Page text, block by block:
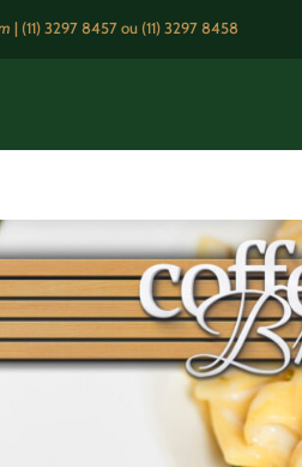
| (11) 3297 8457ou (11) 3297 8458